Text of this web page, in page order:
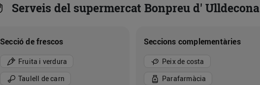
Serveis del supermercat Bonpreu d' Ulldecona
Secció de frescos
Fruita i verdura
Taulell de carn
Seccions complementàries
Peix de costa
Parafarmàcia